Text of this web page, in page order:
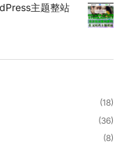
主题整站
(18)
(36)
(8)